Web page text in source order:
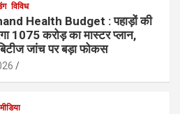
विविध
Health Budget : पहाड़ों की
1075 करोड़ का मास्टर प्लान,
जांच पर बड़ा फोकस